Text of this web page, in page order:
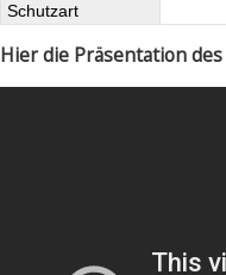
Schutzart
Hier die Präsentation des